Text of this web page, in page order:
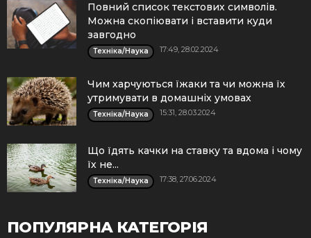
Повний список текстових символів.
Можна скопіювати і вставити куди
завгодно
Техніка/Наука 17:49, 28.02.2024
Чим харчуються їжаки та чи можна їх
утримувати в домашніх умовах
Техніка/Наука 15:31, 28.03.2024
Що їдять качки на ставку та вдома і чому
їх не...
Техніка/Наука 17:38, 27.06.2024
ПОПУЛЯРНА КАТЕГОРІЯ